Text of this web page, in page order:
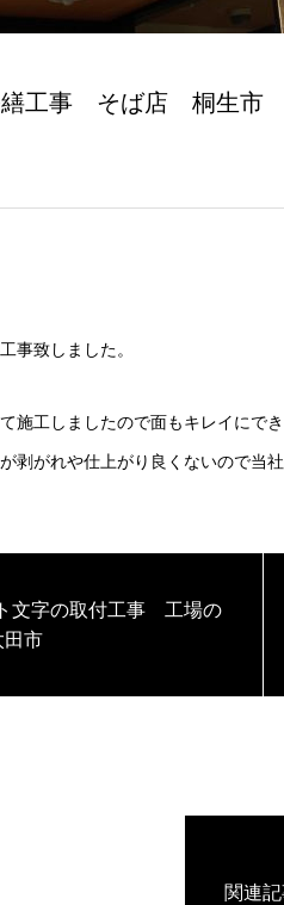
繕工事 そば店 桐生市
事致しました。
施工しましたので面もキレイにで
剥がれや仕上がり良くないので当
文字の取付工事 工場の
市
関連